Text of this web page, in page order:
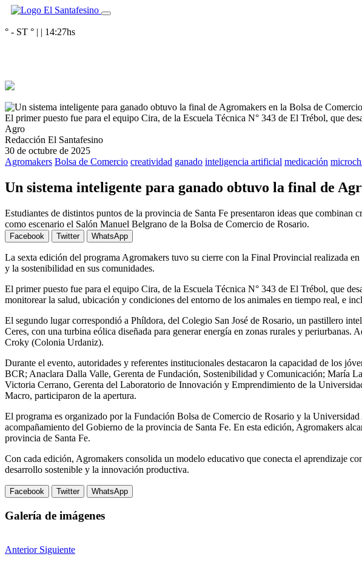
° - ST ° | | 14:27hs
El primer puesto fue para el equipo Cira, de la Escuela Técnica N° 343 de El Trébol, que
Agro
Redacción El Santafesino
30 de octubre de 2025
Agromakers Bolsa de Comercio creatividad ganado inteligencia artificial medicación
Un sistema inteligente para ganado obtuvo la final de
Estudiantes de distintos puntos de la provincia de Santa Fe presentaron ideas que
como escenario el Salón Manuel Belgrano de la Bolsa de Comercio de Rosario.
Facebook Twitter WhatsApp
La sexta edición del programa Agromakers tuvo su cierre con la Final Provincial realizada
y la sostenibilidad en sus comunidades.
El primer puesto fue para el equipo Cira, de la Escuela Técnica N° 343 de El Trébol, que
monitorear la salud, ubicación y condiciones del entorno de los animales en tiempo real, e
El segundo lugar correspondió a Phíldora, del Colegio San José de Rosario, un pastillero
Ceres, con una turbina eólica diseñada para generar energía en zonas rurales y
Croky (Colonia Urdaniz).
Durante el evento, autoridades y referentes institucionales destacaron la capacidad de los
BCR; Anaclara Dalla Valle, Gerenta de Fundación, Sostenibilidad y Comunicación; María
Victoria Cerrano, Gerenta del Laboratorio de Innovación y Emprendimiento de la
Macro, participaron de la apertura.
El programa es organizado por la Fundación Bolsa de Comercio de Rosario y la
acompañamiento del Gobierno de la provincia de Santa Fe. En esta edición, Agromakers
provincia de Santa Fe.
Con cada edición, Agromakers consolida un modelo educativo que conecta el aprendizaje
desarrollo sostenible y la innovación productiva.
Facebook Twitter WhatsApp
Galería de imágenes
Anterior Siguiente